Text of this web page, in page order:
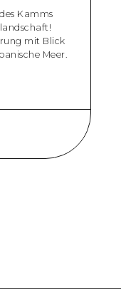
Kamms
mit Blick
Meer.